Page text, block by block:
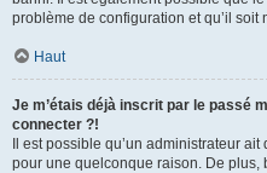
problème de configuration et qu’il soit
Haut
Je m’étais déjà inscrit par le passé
connecter ?!
Il est possible qu’un administrateur
pour une quelconque raison. De plus,